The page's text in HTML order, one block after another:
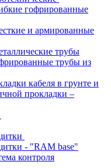
гофрированные
и армированные
трубы
трубы из
кабеля в грунте и
прокладки –
- "RAM base"
контроля